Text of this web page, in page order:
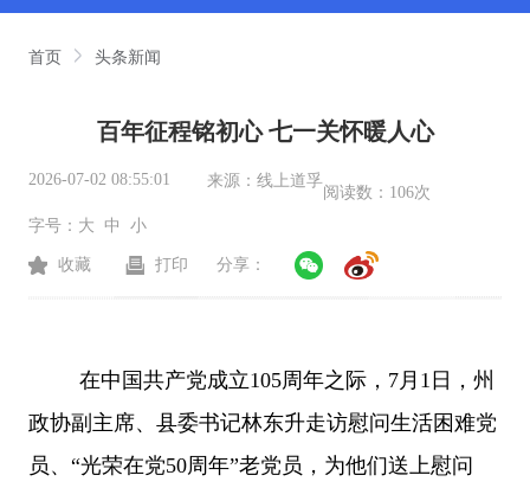
首页 头条新闻
百年征程铭初心 七一关怀暖人心
2026-07-02 08:55:01 来源： 线上道孚
阅读数： 106次
字号： 大 中 小
收藏 打印 分享：
在中国共产党成立105周年之际， 7 月 1 日，州
政协副主席、县委书记林东升走访慰问生活困难党
员、 “光荣在党50周年”老党员，为他们送上慰问